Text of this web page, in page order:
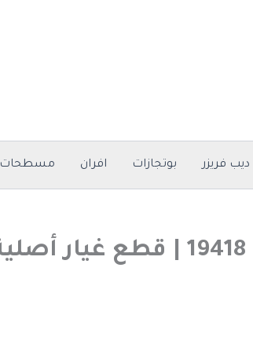
ديب فريزر بوتجازات افران مسطحات